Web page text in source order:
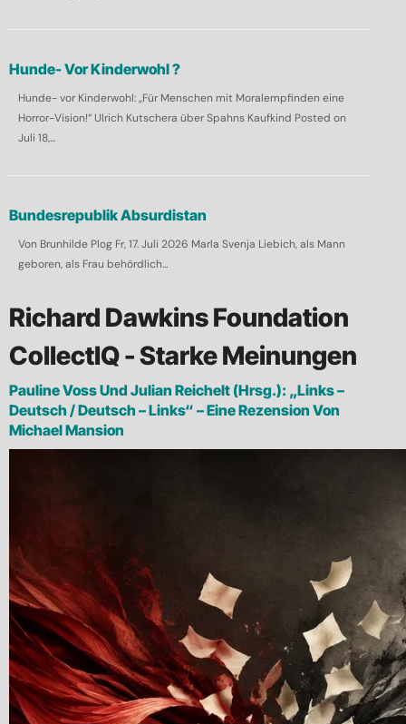
Hunde- Vor Kinderwohl ?
Hunde- vor Kinderwohl: „Für Menschen mit Moralempfinden eine
Horror-Vision!“ Ulrich Kutschera über Spahns Kaufkind Posted on
Juli 18,...
Bundesrepublik Absurdistan
Von Brunhilde Plog Fr, 17. Juli 2026 Marla Svenja Liebich, als Mann
geboren, als Frau behördlich...
Richard Dawkins Foundation
CollectIQ - Starke Meinungen
Pauline Voss Und Julian Reichelt (Hrsg.): „Links –
Deutsch / Deutsch – Links“ – Eine Rezension Von
Michael Mansion